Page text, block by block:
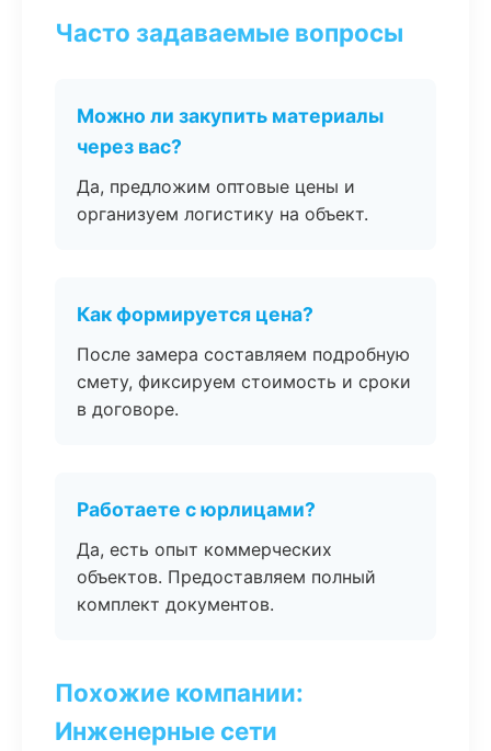
Часто задаваемые вопросы
Можно ли закупить материалы
через вас?
Да, предложим оптовые цены и
организуем логистику на объект.
Как формируется цена?
После замера составляем подробную
смету, фиксируем стоимость и сроки
в договоре.
Работаете с юрлицами?
Да, есть опыт коммерческих
объектов. Предоставляем полный
комплект документов.
Похожие компании:
Инженерные сети